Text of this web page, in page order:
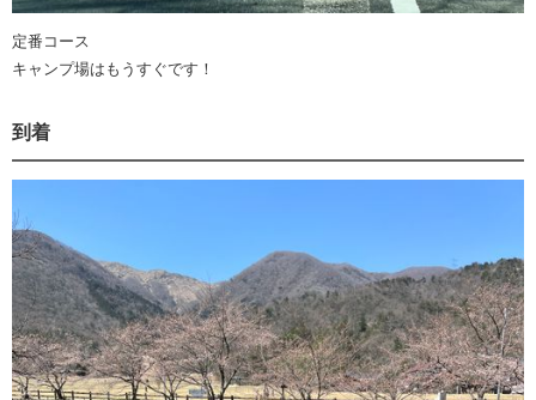
定番コース
キャンプ場はもうすぐです！
到着